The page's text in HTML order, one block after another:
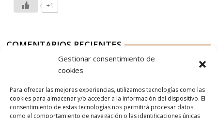
Gestionar consentimiento de
cookies
Para ofrecer las mejores experiencias, utilizamos tecnologías como las
cookies para almacenar y/o acceder a la información del dispositivo. El
consentimiento de estas tecnologías nos permitirá procesar datos
como el comportamiento de navegación o las identificaciones únicas
+1
COMENTARIOS RECIENTES
Nordés Vermouth Rojo
Aurelio G-MenNordés Vermouth Rojo
AitorenNordés Vermouth Rojo